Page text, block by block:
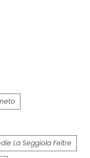
La Seggiola Feltre